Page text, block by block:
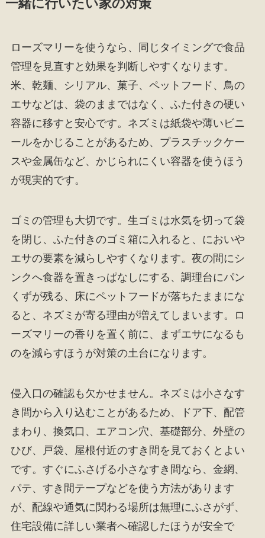
一緒に行いたい家の対策
ローズマリーを使うなら、同じタイミングで食品
管理を見直すと効果を判断しやすくなります。
米、乾麺、シリアル、菓子、ペットフード、鳥の
エサなどは、袋のままではなく、ふた付きの硬い
容器に移すと安心です。ネズミは紙袋や薄いビニ
ールをかじることがあるため、プラスチックケー
スや金属缶など、かじられにくい容器を使うほう
が現実的です。
ゴミの管理も大切です。生ゴミは水気を切って袋
を閉じ、ふた付きのゴミ箱に入れると、においや
エサの要素を減らしやすくなります。夜の間にシ
ンクへ食器を置きっぱなしにする、調理台にパン
くずが残る、床にペットフードが落ちたままにな
ると、ネズミが寄る理由が増えてしまいます。ロ
ーズマリーの香りを置く前に、まずエサになるも
のを減らすほうが対策の土台になります。
侵入口の確認も欠かせません。ネズミは小さなす
き間から入り込むことがあるため、ドア下、配管
まわり、換気口、エアコン穴、基礎部分、外壁の
ひび、戸袋、屋根付近のすき間を見ておくとよい
です。すぐにふさげる小さなすき間なら、金網、
パテ、すき間テープなどを使う方法があります
が、配線や通気に関わる場所は無理にふさがず、
住宅設備に詳しい業者へ確認したほうが安全で